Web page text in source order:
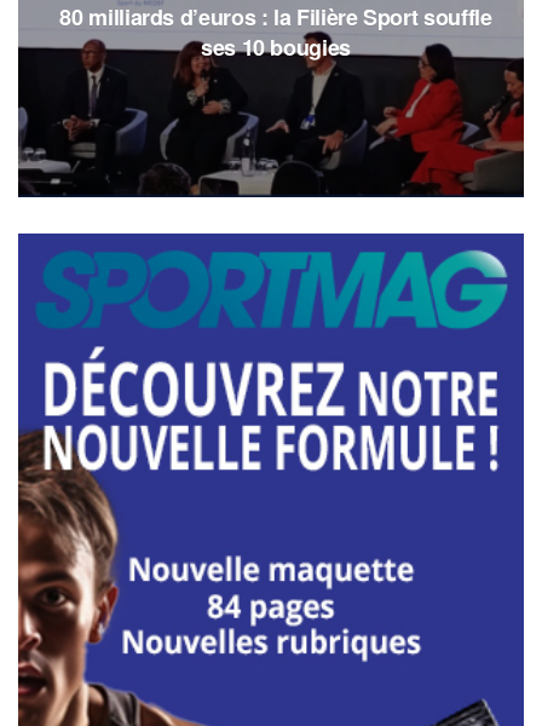
80 milliards d’euros : la Filière Sport souffle
ses 10 bougies